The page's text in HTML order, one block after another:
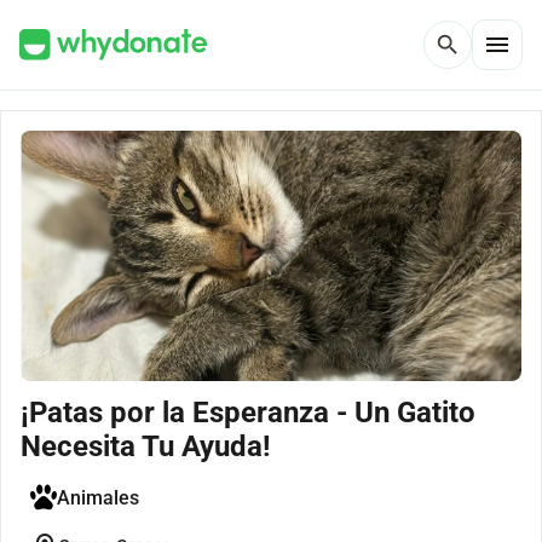
search menu
¡Patas por la Esperanza - Un Gatito
Necesita Tu Ayuda!
Animales